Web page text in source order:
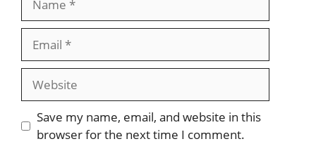
Website
Save my name, email, and website in this
browser for the next time I comment.